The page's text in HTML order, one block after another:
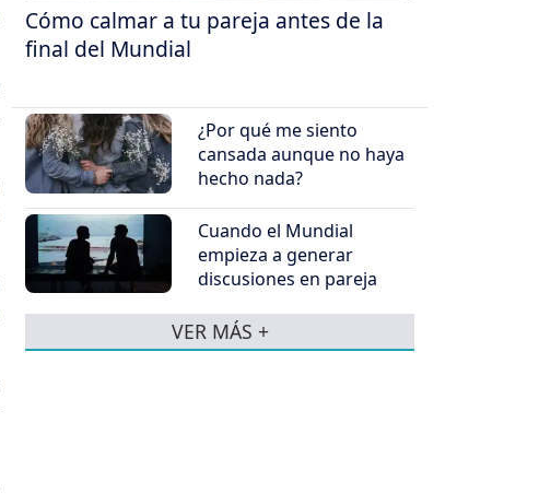
Cómo calmar a tu pareja antes de la
final del Mundial
¿Por qué me siento
cansada aunque no haya
hecho nada?
Cuando el Mundial
empieza a generar
discusiones en pareja
VER MÁS +